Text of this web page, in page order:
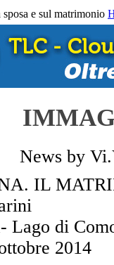
e sul matrimonio
News by
IL
Lago di
2014